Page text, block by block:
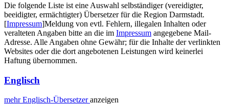
Die folgende Liste ist eine Auswahl selbständiger (vereidigter,
beeidigter, ermächtigter) Übersetzer für die Region Darmstadt.
[Impressum]Meldung von evtl. Fehlern, illegalen Inhalten oder
veralteten Angaben bitte an die im Impressum angegebene Mail-
Adresse. Alle Angaben ohne Gewähr; für die Inhalte der verlinkten
Websites oder die dort angebotenen Leistungen wird keinerlei
Haftung übernommen.
Englisch
mehrEnglisch-Übersetzeranzeigen